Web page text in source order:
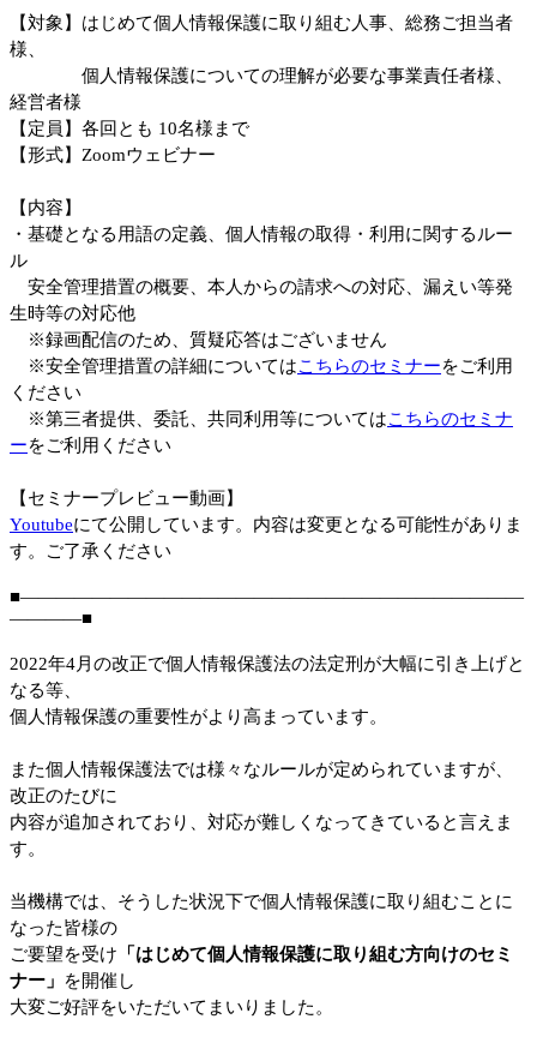
【対象】はじめて個人情報保護に取り組む人事、総務ご担当者
様、
個人情報保護についての理解が必要な事業責任者様、
経営者様
【定員】各回とも 10名様まで
【形式】Zoomウェビナー
【内容】
・基礎となる用語の定義、個人情報の取得・利用に関するルー
ル
安全管理措置の概要、本人からの請求への対応、漏えい等発
生時等の対応他
※録画配信のため、質疑応答はございません
※安全管理措置の詳細についてはこちらのセミナーをご利用
ください
※第三者提供、委託、共同利用等についてはこちらのセミナ
ーをご利用ください
【セミナープレビュー動画】
Youtubeにて公開しています。内容は変更となる可能性がありま
す。ご了承ください
■――――――――――――――――――――――――――――
――――■
2022年4月の改正で個人情報保護法の法定刑が大幅に引き上げと
なる等、
個人情報保護の重要性がより高まっています。
また個人情報保護法では様々なルールが定められていますが、
改正のたびに
内容が追加されており、対応が難しくなってきていると言えま
す。
当機構では、そうした状況下で個人情報保護に取り組むことに
なった皆様の
ご要望を受け 「はじめて個人情報保護に取り組む方向けのセミ
ナー」
を開催し
大変ご好評をいただいてまいりました。